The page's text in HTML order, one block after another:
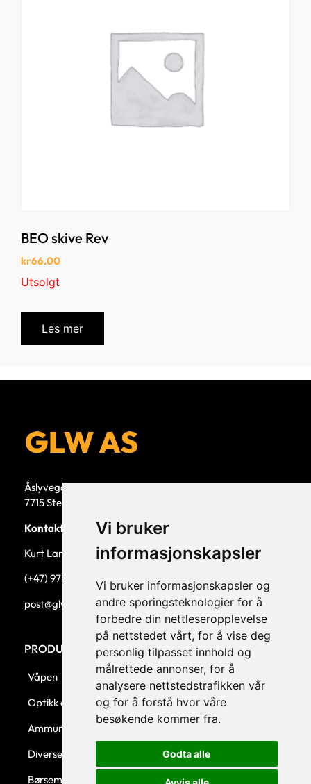
Vi bruker
informasjonskapsler
Vi bruker informasjonskapsler og
andre sporingsteknologier for å
forbedre din nettleseropplevelse
på nettstedet vårt, for å vise deg
personlig tilpasset innhold og
målrettede annonser, for å
analysere nettstedstrafikken vår
og for å forstå hvor våre
besøkende kommer fra.
Godta alle
BEO skive Rev
kr66.00
Utsolgt
Les mer
Åslyvegen 5b
7715 Steinkjer
Kontaktperson
Kurt Larsen, daglig leder.
(+47) 973 33 332
post@glw.no
PRODUKTKATEGORIER
Våpen
Optikk og montasjer
Ammunisjon
Diverse
Børsemaker